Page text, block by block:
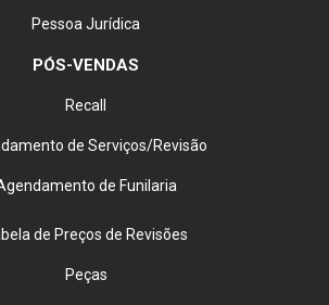
Pessoa Jurídica
PÓS-VENDAS
Recall
de Serviços/Revisão
de Funilaria
de Preços de Revisões
Peças